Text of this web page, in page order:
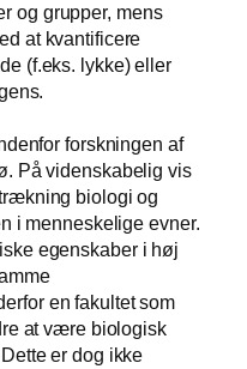
og grupper, mens
at kvantificere
(f.eks. lykke) eller
forskningen af
På videnskabelig vis
biologi og
i menneskelige evner.
egenskaber i høj
en fakultet som
at være biologisk
er dog ikke